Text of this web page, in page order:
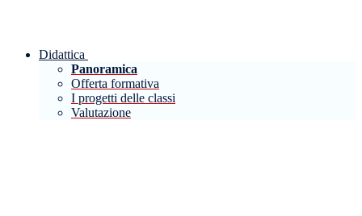
Didattica
Panoramica
Offerta formativa
I progetti delle classi
Valutazione